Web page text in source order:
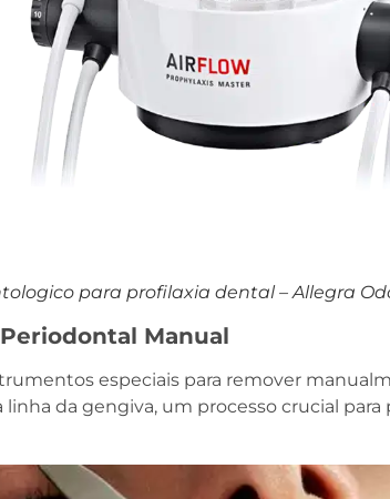
para profilaxia dental – Allegra
Manual
especiais para remover
linha da gengiva, um processo crucial para